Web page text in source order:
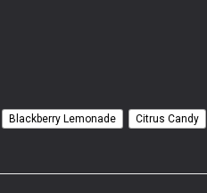
Blackberry Lemonade Citrus Candy